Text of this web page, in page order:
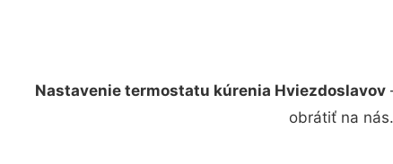
Nastavenie termostatu kúrenia Hviezdoslavov
obrátiť na